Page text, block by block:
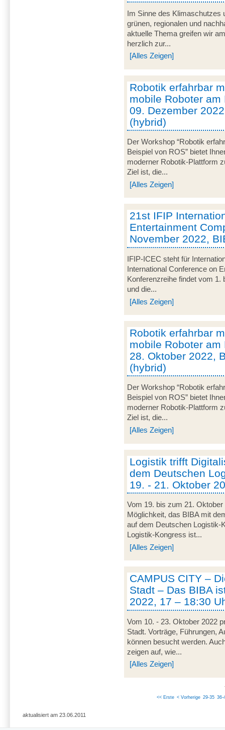
Im Sinne des Klimaschutzes
grünen, regionalen und
aktuelle Thema greifen wir
herzlich zur...
[Alles Zeigen]
Robotik erfahrbar
mobile Roboter
09. Dezember
(hybrid)
Der Workshop “Robotik
Beispiel von ROS” bietet
moderner Robotik-Plattform
Ziel ist, die...
[Alles Zeigen]
21st IFIP
Entertainment
November 2022,
IFIP-ICEC steht für
International Conference on
Konferenzreihe findet vom
und die...
[Alles Zeigen]
Robotik erfahrbar
mobile Roboter
28. Oktober 2022,
(hybrid)
Der Workshop “Robotik
Beispiel von ROS” bietet
moderner Robotik-Plattform
Ziel ist, die...
[Alles Zeigen]
Logistik trifft
dem Deutschen
19. - 21. Oktober
Vom 19. bis zum 21.
Möglichkeit, das BIBA mit
auf dem Deutschen Logistik-
Logistik-Kongress ist...
[Alles Zeigen]
CAMPUS CITY –
Stadt – Das BIBA
2022, 17 – 18:30
Vom 10. - 23. Oktober 2022
Stadt. Vorträge, Führungen,
können besucht werden.
zeigen auf, wie...
[Alles Zeigen]
<< Erste < Vorherige 29-35 36-
aktualisiert am 23.06.2011